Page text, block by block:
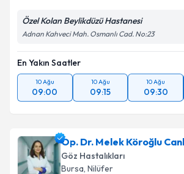
kapsamda işlenmesini kabul
Özel Kolan Beylikdüzü Hastanesi
Adnan Kahveci Mah. Osmanlı Cad. No:23
En Yakın Saatler
10 Ağu
09:00
10 Ağu
09:15
10 Ağu
09:30
Op. Dr. Melek Köroğlu
Göz Hastalıkları
Bursa, Nilüfer